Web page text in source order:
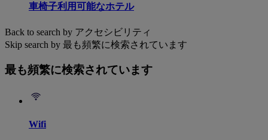
車椅子利用可能なホテル
Back to search by アクセシビリティ
Skip search by 最も頻繁に検索されています
最も頻繁に検索されています
Wifi